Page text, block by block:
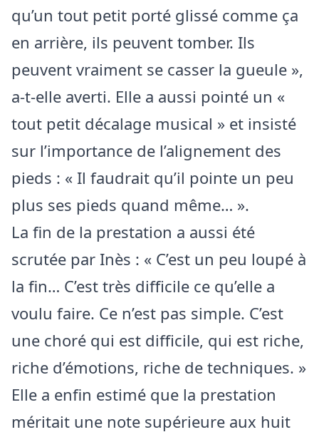
qu’un tout petit porté glissé comme ça
en arrière, ils peuvent tomber. Ils
peuvent vraiment se casser la gueule »,
a-t-elle averti. Elle a aussi pointé un «
tout petit décalage musical » et insisté
sur l’importance de l’alignement des
pieds : « Il faudrait qu’il pointe un peu
plus ses pieds quand même… ».
La fin de la prestation a aussi été
scrutée par Inès : « C’est un peu loupé à
la fin… C’est très difficile ce qu’elle a
voulu faire. Ce n’est pas simple. C’est
une choré qui est difficile, qui est riche,
riche d’émotions, riche de techniques. »
Elle a enfin estimé que la prestation
méritait une note supérieure aux huit